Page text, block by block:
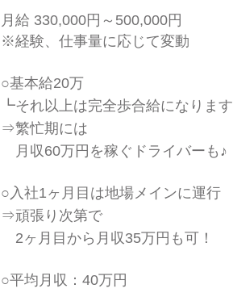
月給 330,000円～500,000円
※経験、仕事量に応じて変動
○基本給20万
┗それ以上は完全歩合給になります
⇒繁忙期には
月収60万円を稼ぐドライバーも♪
○入社1ヶ月目は地場メインに運行
⇒頑張り次第で
2ヶ月目から月収35万円も可！
○平均月収：40万円